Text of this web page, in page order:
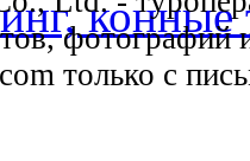
только с